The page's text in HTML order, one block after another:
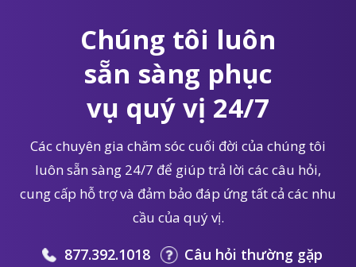
Chúng tôi luôn
sẵn sàng phục
vụ quý vị 24/7
Các chuyên gia chăm sóc cuối đời của chúng tôi
luôn sẵn sàng 24/7 để giúp trả lời các câu hỏi,
cung cấp hỗ trợ và đảm bảo đáp ứng tất cả các nhu
cầu của quý vị.
877.392.1018 Câu hỏi thường gặp